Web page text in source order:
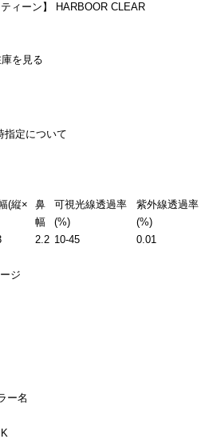
ィーン】 HARBOOR CLEAR
を見る
指定について
(縦×
鼻
幅
可視光線透過率
(%)
紫外線透過率
(%)
2.2 10-45 0.01
ジ
ー名